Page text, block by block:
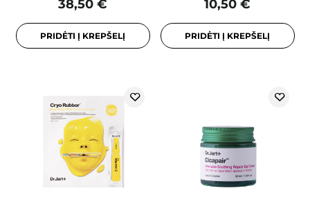
38,50 €
PRIDĖTI Į KREPŠELĮ
10,50 €
PRIDĖTI Į KREPŠELĮ